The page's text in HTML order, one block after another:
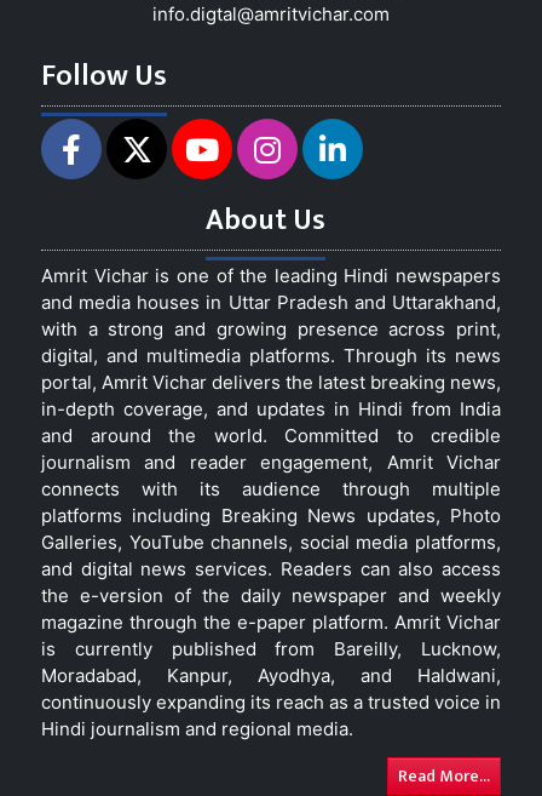
info.digtal@amritvichar.com
Follow Us
About Us
Amrit Vichar is one of the leading Hindi newspapers
and media houses in Uttar Pradesh and Uttarakhand,
with a strong and growing presence across print,
digital, and multimedia platforms. Through its news
portal, Amrit Vichar delivers the latest breaking news,
in-depth coverage, and updates in Hindi from India
and around the world. Committed to credible
journalism and reader engagement, Amrit Vichar
connects with its audience through multiple
platforms including Breaking News updates, Photo
Galleries, YouTube channels, social media platforms,
and digital news services. Readers can also access
the e-version of the daily newspaper and weekly
magazine through the e-paper platform. Amrit Vichar
is currently published from Bareilly, Lucknow,
Moradabad, Kanpur, Ayodhya, and Haldwani,
continuously expanding its reach as a trusted voice in
Hindi journalism and regional media.
Read More...